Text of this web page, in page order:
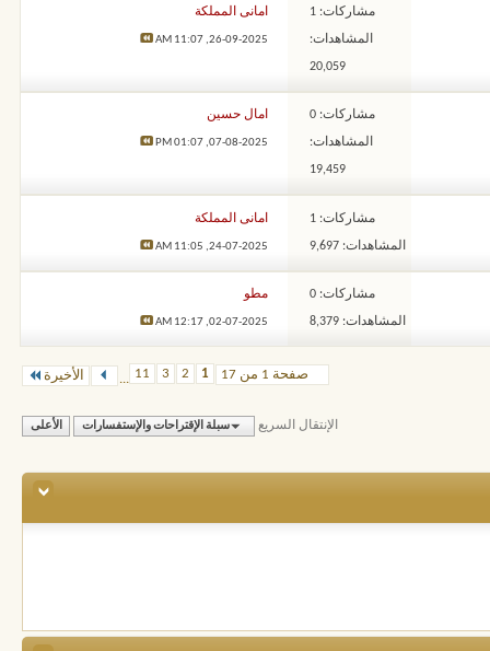
مشاركات: 1
المشاهدات:
20,059
امانى المملكة
26-09-2025,
11:07 AM
مشاركات: 0
المشاهدات:
19,459
امال حسين
07-08-2025,
01:07 PM
مشاركات: 1
المشاهدات: 9,697
امانى المملكة
24-07-2025,
11:05 AM
مشاركات: 0
المشاهدات: 8,379
مطو
02-07-2025,
12:17 AM
صفحة 1 من 17 1
2
3
11
... الأخيرة
الإنتقال السريع سبلة الإقتراحات والإستفسارات الأعلى